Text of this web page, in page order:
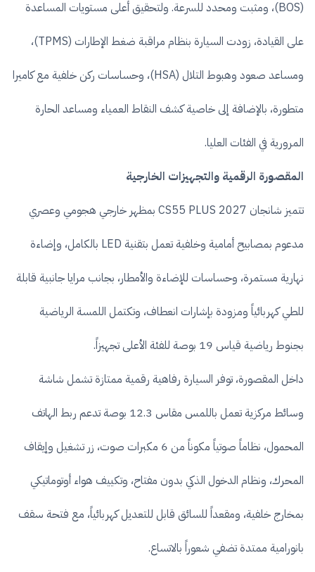
(BOS)، ومثبت ومحدد للسرعة. ولتحقيق أعلى مستويات المساعدة
على القيادة، زودت السيارة بنظام مراقبة ضغط الإطارات (TPMS)،
ومساعد صعود وهبوط التلال (HSA)، وحساسات ركن خلفية مع كاميرا
متطورة، بالإضافة إلى خاصية كشف النقاط العمياء ومساعد الحارة
المرورية في الفئات العليا.
المقصورة الرقمية والتجهيزات الخارجية
تتميز شانجان CS55 PLUS 2027 بمظهر خارجي هجومي وعصري
مدعوم بمصابيح أمامية وخلفية تعمل بتقنية LED بالكامل، وإضاءة
نهارية مستمرة، وحساسات للإضاءة والأمطار، بجانب مرايا جانبية قابلة
للطي كهربائياً ومزودة بإشارات انعطاف، وتكتمل اللمسة الرياضية
بجنوط رياضية قياس 19 بوصة للفئة الأعلى تجهيزاً.
داخل المقصورة، توفر السيارة رفاهية رقمية ممتازة تشمل شاشة
وسائط مركزية تعمل باللمس مقاس 12.3 بوصة تدعم ربط الهاتف
المحمول، نظاماً صوتياً مكوناً من 6 مكبرات صوت، زر تشغيل وإيقاف
المحرك، ونظام الدخول الذكي بدون مفتاح، وتكييف هواء أوتوماتيكي
بمخارج خلفية، ومقعداً للسائق قابل للتعديل كهربائياً، مع فتحة سقف
بانورامية ممتدة تضفي شعوراً بالاتساع.